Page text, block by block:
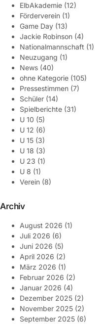
ElbAkademie (12)
Förderverein (1)
Game Day (13)
Jackie Robinson (4)
Nationalmannschaft (1)
Neuzugang (1)
News (40)
ohne Kategorie (105)
Pressestimmen (7)
Schüler (14)
Spielberichte (31)
U 10 (5)
U 12 (6)
U 15 (3)
U 18 (3)
U 23 (1)
U 8 (1)
Verein (8)
Archiv
August 2026 (1)
Juli 2026 (6)
Juni 2026 (5)
April 2026 (2)
März 2026 (1)
Februar 2026 (2)
Januar 2026 (4)
Dezember 2025 (2)
November 2025 (2)
September 2025 (6)